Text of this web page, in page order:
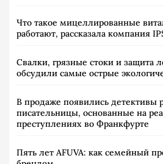
Что такое мицеллированные
работают, рассказала компания
Свалки, грязные стоки и защита
обсудили самые острые
В продаже появились детективы
писательницы, основанные на
преступлениях во Франкфурте
Пять лет AFUVA: как семейный